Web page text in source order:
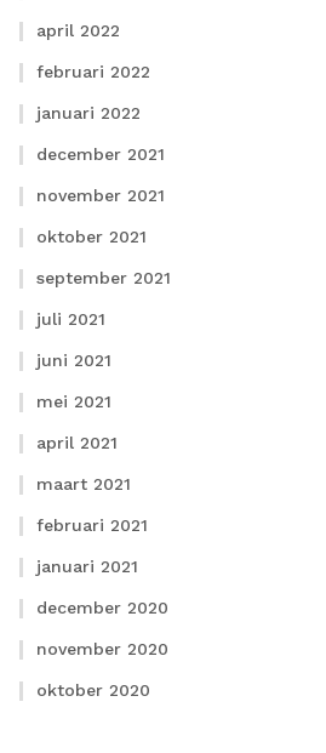
april 2022
februari 2022
januari 2022
december 2021
november 2021
oktober 2021
september 2021
juli 2021
juni 2021
mei 2021
april 2021
maart 2021
februari 2021
januari 2021
december 2020
november 2020
oktober 2020